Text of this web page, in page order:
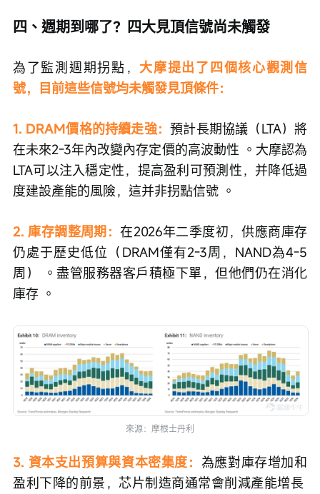
四、週期到哪了？四大見頂信號尚未觸發
為了監測週期拐點， 大摩提出了四個核心觀測信
號，目前這些信號均未觸發見頂條件：
1. DRAM價格的持續走強：預計長期協議（LTA）將
在未來2-3年內改變內存定價的高波動性 。大摩認為
LTA可以注入穩定性，提高盈利可預測性，并降低過
度建設產能的風險，這并非拐點信號 。
2. 庫存調整周期：在2026年二季度初，供應商庫存
仍處于歷史低位（DRAM僅有2-3周，NAND為4-5
周） 。盡管服務器客戶積極下單，但他們仍在消化
庫存 。
來源：摩根士丹利
3. 資本支出預算與資本密集度： 為應對庫存增加和
盈利下降的前景，芯片制造商通常會削減產能增長